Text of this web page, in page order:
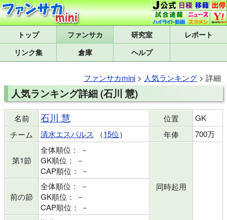
トップ 研究室
レポート
リンク集
倉庫 ヘルプ
ファンサカmini > 人気ランキング > 詳細
人気ランキング詳細 (石川 慧)
名前 石川 慧 位置
GK
チーム
清水エスパルス （15位） 年俸 700万
第1節
全体順位： －
GK順位： －
CAP順位： －
同時起用
前の節
全体順位： －
GK順位： －
CAP順位： －